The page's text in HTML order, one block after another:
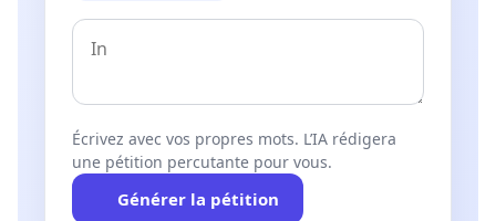
Écrivez avec vos propres mots. L’IA rédigera
une pétition percutante pour vous.
Générer la pétition